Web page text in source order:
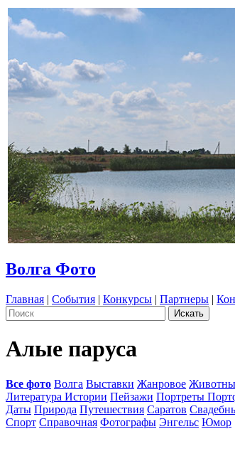
Волга Фото
Главная | События | Конкурсы | Партнеры |
Алые паруса
Все фото Волга Выставки Жанровое
Литература Истории Пейзажи Портреты
Даты Природа Путешествия Саратов
Спорт Справочная Фотографы Энгельс Юмор